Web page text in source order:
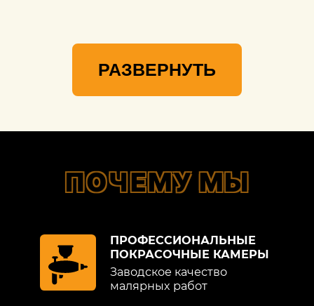
РАЗВЕРНУТЬ
ПОЧЕМУ МЫ
ПРОФЕССИОНАЛЬНЫЕ
ПОКРАСОЧНЫЕ КАМЕРЫ
Заводское качество
малярных работ